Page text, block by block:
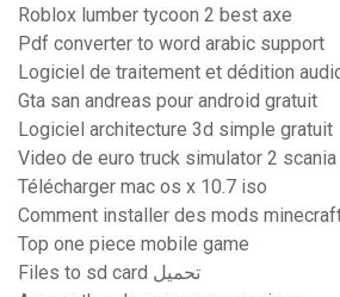
Roblox lumber tycoon 2 best axe
Pdf converter to word arabic support
Logiciel de traitement et dédition
Gta san andreas pour android gratuit
Logiciel architecture 3d simple gratuit
Video de euro truck simulator 2 scania
Télécharger mac os x 10.7 iso
Comment installer des mods
Top one piece mobile game
Files to sd card تحميل